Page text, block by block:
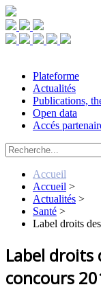
Plateforme
Actualités
Publications,
Open data
Accés
Accueil
Accueil >
Actualités >
Santé >
Label droits
Label droits
concours